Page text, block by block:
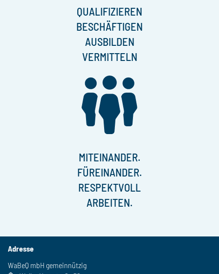
QUALIFIZIEREN
BESCHÄFTIGEN
AUSBILDEN
VERMITTELN
MITEINANDER.
FÜREINANDER.
RESPEKTVOLL
ARBEITEN.
Adresse
WaBeQ mbH gemeinnützig